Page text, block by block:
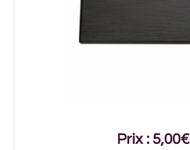
Prix : 5,00€